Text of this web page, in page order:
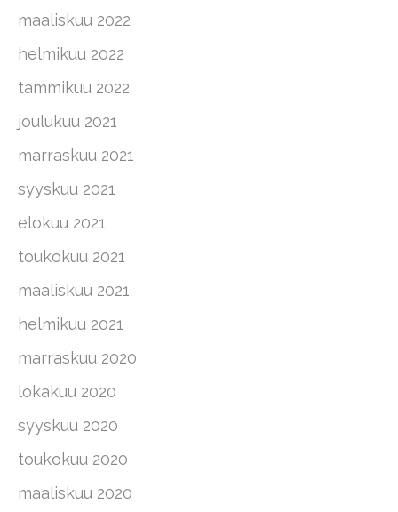
maaliskuu 2022
helmikuu 2022
tammikuu 2022
joulukuu 2021
marraskuu 2021
syyskuu 2021
elokuu 2021
toukokuu 2021
maaliskuu 2021
helmikuu 2021
marraskuu 2020
lokakuu 2020
syyskuu 2020
toukokuu 2020
maaliskuu 2020